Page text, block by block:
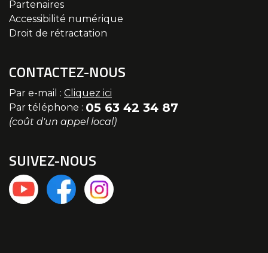
Partenaires
Accessibilité numérique
Droit de rétractation
CONTACTEZ-NOUS
Par e-mail : Cliquez ici
Par téléphone : 05 63 42 34 87
(coût d'un appel local)
SUIVEZ-NOUS